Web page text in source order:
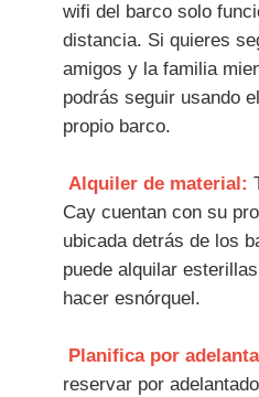
wifi del barco solo
distancia. Si quieres
amigos y la familia
podrás seguir usando
propio barco.
Alquiler de material:
Cay cuentan con su
ubicada detrás de los
puede alquilar
hacer esnórquel.
Planifica por
reservar por